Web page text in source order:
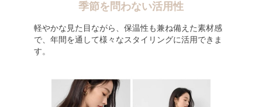
季節を問わない活用性
軽やかな見た目ながら、保温性も兼ね備えた素材感
で、年間を通して様々なスタイリングに活用できま
す。